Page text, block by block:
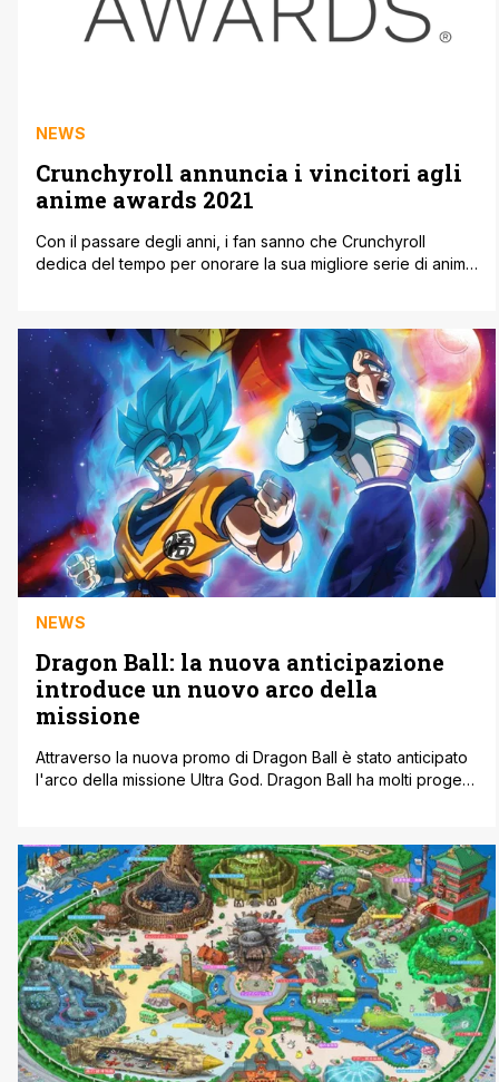
NEWS
Crunchyroll annuncia i vincitori agli
anime awards 2021
Con il passare degli anni, i fan sanno che Crunchyroll
dedica del tempo per onorare la sua migliore serie di anime
risultati siano arrivati. Dopo l'elaborazione di tutti i dati ecco
i [']
NEWS
Dragon Ball: la nuova anticipazione
introduce un nuovo arco della
missione
Attraverso la nuova promo di Dragon Ball è stato anticipato
l'arco della missione Ultra God. Dragon Ball ha molti progetti
Heroes ha un nuovo arco all'orizzonte. Ora, l'anime ha
condiviso la sinossi del suo prossimo episodio [']